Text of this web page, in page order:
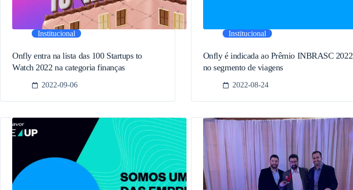
Institucional
Onfly entra na lista das 100 Startups to
Watch 2022 na categoria finanças
2022-09-06
Institucional
Onfly é indicada ao Prêmio INBRASC 2022
no segmento de viagens
2022-08-24